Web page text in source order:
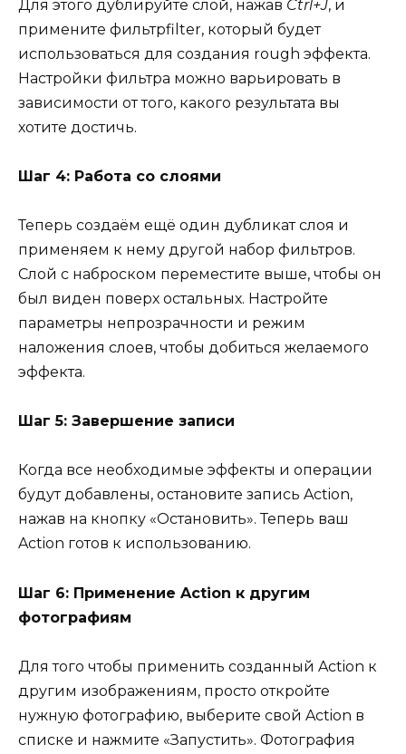
Для этого дублируйте слой, нажав Ctrl+J, и
примените фильтрfilter, который будет
использоваться для создания rough эффекта.
Настройки фильтра можно варьировать в
зависимости от того, какого результата вы
хотите достичь.
Шаг 4: Работа со слоями
Теперь создаём ещё один дубликат слоя и
применяем к нему другой набор фильтров.
Слой с наброском переместите выше, чтобы он
был виден поверх остальных. Настройте
параметры непрозрачности и режим
наложения слоев, чтобы добиться желаемого
эффекта.
Шаг 5: Завершение записи
Когда все необходимые эффекты и операции
будут добавлены, остановите запись Action,
нажав на кнопку «Остановить». Теперь ваш
Action готов к использованию.
Шаг 6: Применение Action к другим
фотографиям
Для того чтобы применить созданный Action к
другим изображениям, просто откройте
нужную фотографию, выберите свой Action в
списке и нажмите «Запустить». Фотография